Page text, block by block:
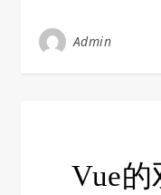
Admin
Vue